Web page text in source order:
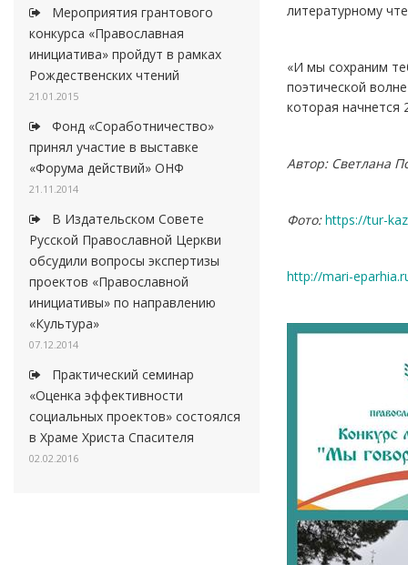
Мероприятия грантового
конкурса «Православная
инициатива» пройдут в рамках
Рождественских чтений
21.01.2015
Фонд «Соработничество»
принял участие в выставке
«Форума действий» ОНФ
21.11.2014
В Издательском Совете
Русской Православной Церкви
обсудили вопросы экспертизы
проектов «Православной
инициативы» по направлению
«Культура»
07.12.2014
Практический семинар
«Оценка эффективности
социальных проектов» состоялся
в Храме Христа Спасителя
02.02.2016
литературному
«И мы сохраним
поэтической
которая начнется
Автор:Светлана
Фото:https://tur-
http://mari-